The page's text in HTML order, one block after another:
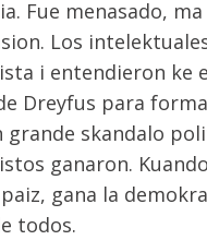
Fue menasado,
Los
i entendieron ke
Dreyfus para
grande skandalo
ganaron.
gana la
todos.